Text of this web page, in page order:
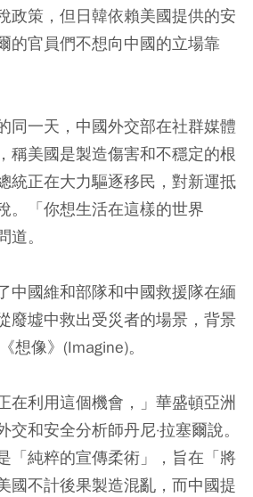
政策，但日韓依賴美國提供的安
的官員們不想向中國的立場靠
同一天，中國外交部在社群媒體
稱美國是製造傷害和不穩定的根
統正在大力驅逐移民，對新運抵
。「你想生活在這樣的世界
。
中國維和部隊和中國救援隊在緬
廢墟中救出受災者的場景，背景
想像》(Imagine)。
在利用這個機會，」華盛頓亞洲
和安全分析師丹尼·拉塞爾說。
「純粹的宣傳柔術」，旨在「將
國不計後果製造混亂，而中國提